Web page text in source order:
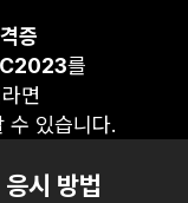
증
를
면
수 있습니다.
시 방법